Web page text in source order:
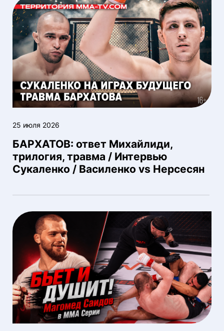
25 июля 2026
БАРХАТОВ: ответ Михайлиди,
трилогия, травма / Интервью
Сукаленко / Василенко vs Нерсесян